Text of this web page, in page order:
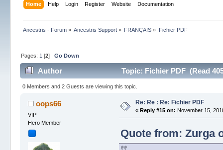
Home Help Login Register Website Documentation
Ancestris - Forum» Ancestris Support » FRANÇAIS » Fichier PDF
Pages: 1 [2] Go Down
Author Topic: Fichier PDF (Read
0 Members and 2 Guests are viewing this topic.
oops66
VIP
Hero Member
Re: Re : Re: Fichier PDF
« Reply #15 on: November 15,
Quote from: Zurga